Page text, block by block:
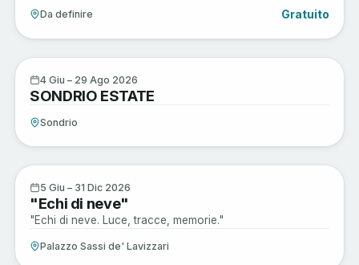
Da definire Gratuito
Musica e Spettacoli
4 Giu – 29 Ago 2026
SONDRIO ESTATE
Sondrio
Arte e Cultura
5 Giu – 31 Dic 2026
"Echi di neve"
"Echi di neve. Luce, tracce, memorie."
Palazzo Sassi de' Lavizzari